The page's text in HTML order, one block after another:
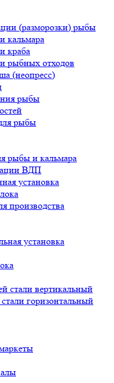
(разморозки) рыбы
кальмара
краба
рыбных отходов
(неопресс)
рыбы
рыбы
рыбы и кальмара
ВДП
установка
производства
установка
стали вертикальный
горизонтальный